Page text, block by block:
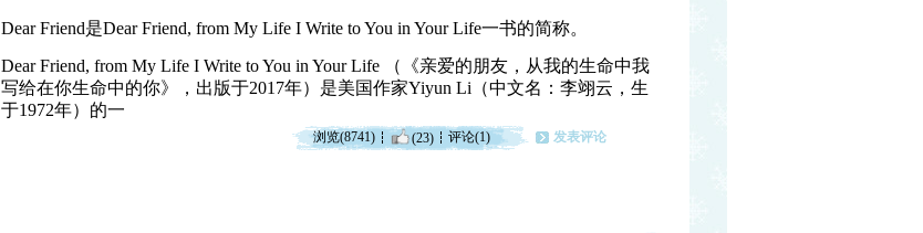
Dear Friend是Dear Friend, from My Life I Write to You in Your Life一书的简称。
Dear Friend, from My Life I Write to You in Your Life （《亲爱的朋友，从我的生命中我
写给在你生命中的你》，出版于2017年）是美国作家Yiyun Li（中文名：李翊云，生
于1972年）的一
浏览(8741) (23) 评论(1) 发表评论